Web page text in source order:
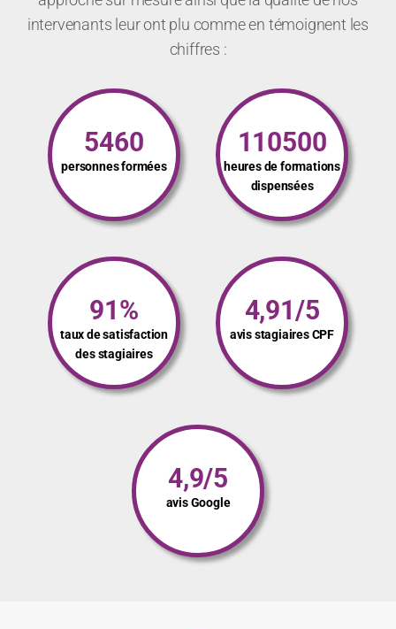
intervenants leur ont plu comme en témoignent les
chiffres :
5460
personnes formées
110500
heures de formations
dispensées
91%
taux de satisfaction
des stagiaires
4,91/5
avis stagiaires CPF
4,9/5
avis Google